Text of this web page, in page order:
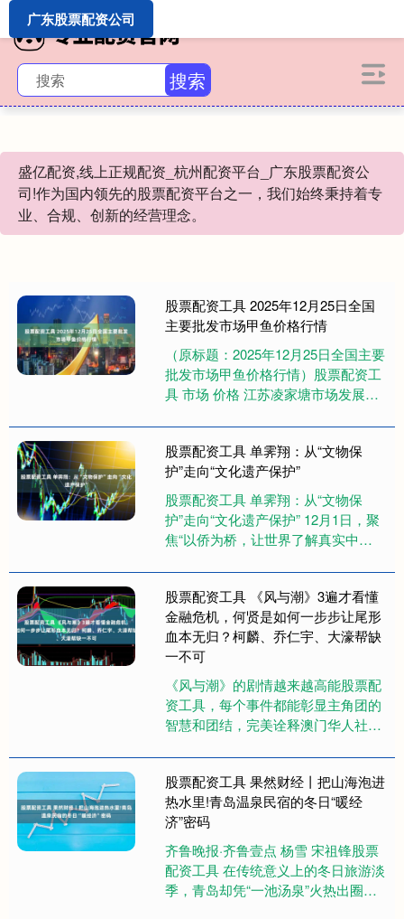
搜索
盛亿配资,线上正规配资_杭州配资平台_广东股票配资公
司!作为国内领先的股票配资平台之一，我们始终秉持着专
业、合规、创新的经营理念。
广东股票配资公司
股票配资工具 2025年12月25日全国
主要批发市场甲鱼价格行情
（原标题：2025年12月25日全国主要
批发市场甲鱼价格行情）股票配资工
具 市场 价格 江苏凌家塘市场发展有
菜批发市场....
股票配资工具 单霁翔：从“文物保
护”走向“文化遗产保护”
股票配资工具 单霁翔：从“文物保
护”走向“文化遗产保护” 12月1日，聚
焦“以侨为桥，让世界了解真实中
（广州）专题论坛十....
股票配资工具 《风与潮》3遍才看懂
金融危机，何贤是如何一步步让尾形
血本无归？柯麟、乔仁宇、大濠帮缺
一不可
《风与潮》的剧情越来越高能股票配
资工具，每个事件都能彰显主角团的
智慧和团结，完美诠释澳门华人社团
时候想必大家跟小七一样，粮食....
股票配资工具 果然财经丨把山海泡进
热水里!青岛温泉民宿的冬日“暖经
济”密码
齐鲁晚报·齐鲁壹点 杨雪 宋祖锋股票
配资工具 在传统意义上的冬日旅游淡
季，青岛却凭“一池汤泉”火热出圈。